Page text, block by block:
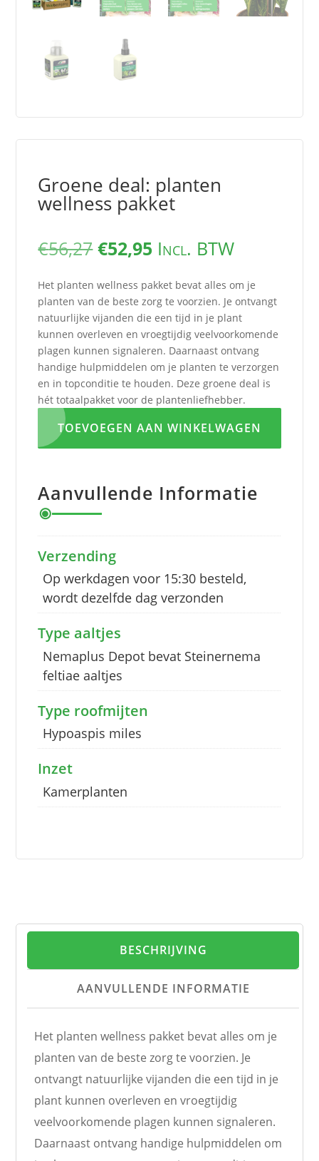
Groene deal: planten
wellness pakket
€56,27Oorspronkelijke
prijs
was:
€56,27.
€52,95Huidige
prijs
is:
€52,95.
Incl. BTW
Het planten wellness pakket bevat alles om je
planten van de beste zorg te voorzien. Je ontvangt
natuurlijke vijanden die een tijd in je plant
kunnen overleven en vroegtijdig veelvoorkomende
plagen kunnen signaleren. Daarnaast ontvang
handige hulpmiddelen om je planten te verzorgen
en in topconditie te houden. Deze groene deal is
hét totaalpakket voor de plantenliefhebber.
TOEVOEGEN AAN WINKELWAGEN
Aanvullende Informatie
Verzending
Op werkdagen voor 15:30 besteld,
wordt dezelfde dag verzonden
Type aaltjes
Nemaplus Depot bevat Steinernema
feltiae aaltjes
Type roofmijten
Hypoaspis miles
Inzet
Kamerplanten
BESCHRIJVING
AANVULLENDE INFORMATIE
Het planten wellness pakket bevat alles om je
planten van de beste zorg te voorzien. Je
ontvangt natuurlijke vijanden die een tijd in je
plant kunnen overleven en vroegtijdig
veelvoorkomende plagen kunnen signaleren.
Daarnaast ontvang handige hulpmiddelen om